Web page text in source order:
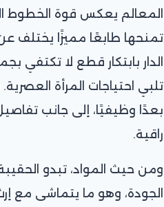
تمنحها طابعًا مميزًا يختلف
الدار بابتكار قطع لا تكتفي
تلبي احتياجات المرأة
بعدًا وظيفيًا، إلى جانب
راقية.
ومن حيث المواد، تبدو